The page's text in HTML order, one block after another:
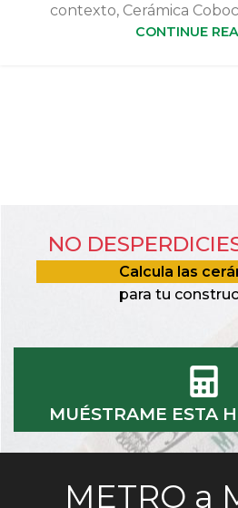
contexto, Cerámica
CONTINUE
NO
Calcula las
para tu
MUÉSTRAME ESTA
METRO a